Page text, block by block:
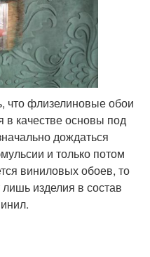
что флизелиновые обои
в качестве основы под
дождаться
и только потом
виниловых обоев, то
изделия в состав